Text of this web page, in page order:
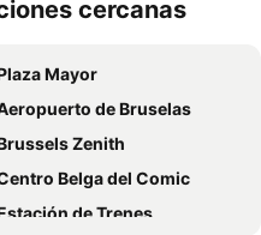
cercanas
Mayor
de Bruselas
Zenith
Belga del Comic
de Trenes